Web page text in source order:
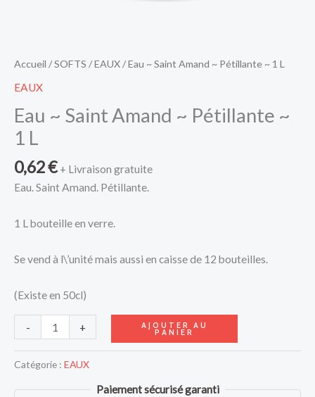
Accueil /SOFTS /EAUX/ Eau ~ Saint Amand ~ Pétillante ~ 1 L
EAUX
Eau ~ Saint Amand ~ Pétillante ~
1 L
0,62€ + Livraison gratuite
Eau. Saint Amand. Pétillante.
1 L bouteille en verre.
Se vend à l\’unité mais aussi en caisse de 12 bouteilles.
(Existe en 50cl)
- + AJOUTER AU
PANIER
Catégorie : EAUX
Paiement sécurisé garanti